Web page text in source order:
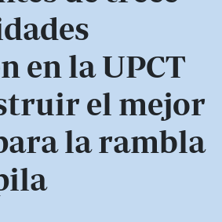
en la UPCT
el mejor
la rambla